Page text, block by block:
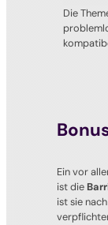
Die
Ein vor
ist die
ist sie